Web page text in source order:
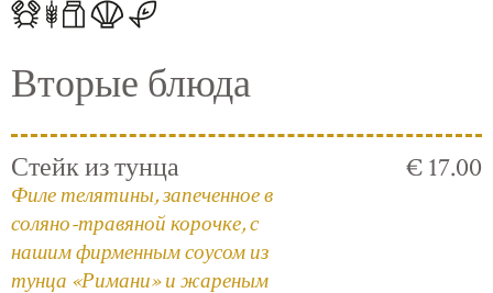
Вторые блюда
Стейк из тунца
Филе телятины, запеченное в
соляно-травяной корочке, с
нашим фирменным соусом из
тунца «Римани» и жареным
€ 17.00